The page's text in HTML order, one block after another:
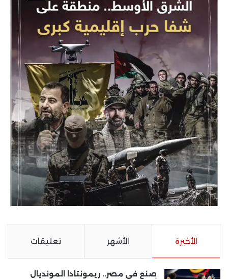
الأخيرة الأشهر تعليقات
صنع في مصر.. ريمونتادا المونديال